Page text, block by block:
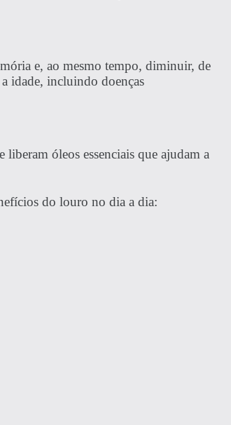
e, ao mesmo tempo, diminuir, de
idade, incluindo doenças
óleos essenciais que ajudam a
do louro no dia a dia: